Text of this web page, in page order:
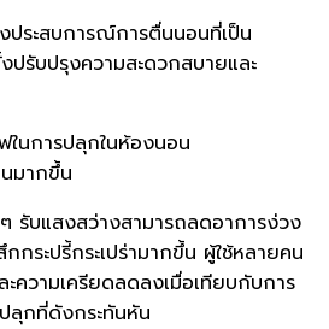
ประสบการณ์การตื่นนอนที่เป็น
รับปรุงความสะดวกสบายและ
ในการปลุกในห้องนอน
มากขึ้น
รับแสงสว่างสามารถลดอาการง่วง
กกระปรี้กระเปร่ามากขึ้น ผู้ใช้หลายคน
ความเครียดลดลงเมื่อเทียบกับการ
ลุกที่ดังกระทันหัน